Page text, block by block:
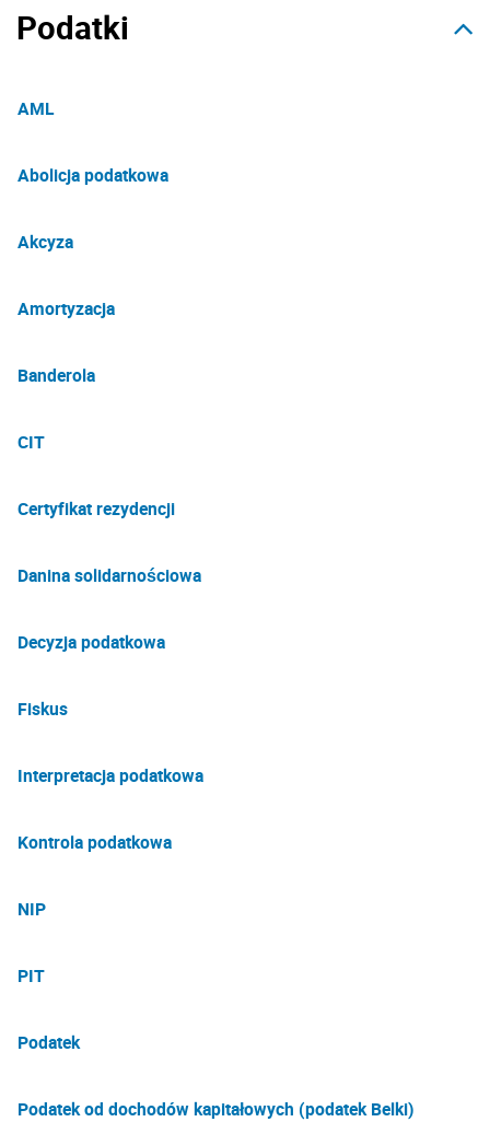
Podatki
AML
Abolicja podatkowa
Akcyza
Amortyzacja
Banderola
CIT
Certyfikat rezydencji
Danina solidarnościowa
Decyzja podatkowa
Fiskus
Interpretacja podatkowa
Kontrola podatkowa
NIP
PIT
Podatek
Podatek od dochodów kapitałowych (podatek Belki)